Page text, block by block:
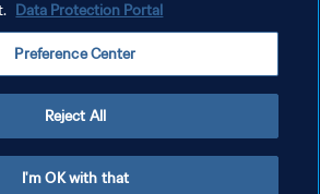
SUR LES COOKIES
Tous droits réservés.
Data Protection Portal
Preference Center
Reject All
I'm OK with that